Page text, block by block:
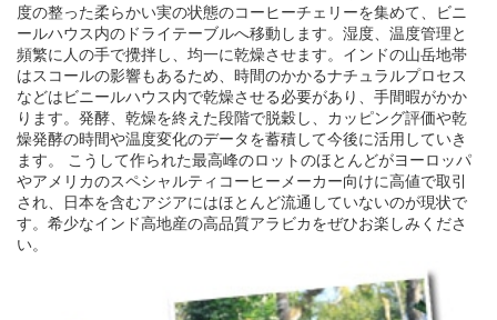
度の整った柔らかい実の状態のコーヒーチェリーを集めて、ビニ
ールハウス内のドライテーブルへ移動します。湿度、温度管理と
頻繁に人の手で攪拌し、均一に乾燥させます。インドの山岳地帯
はスコールの影響もあるため、時間のかかるナチュラルプロセス
などはビニールハウス内で乾燥させる必要があり、手間暇がかか
ります。発酵、乾燥を終えた段階で脱穀し、カッピング評価や乾
燥発酵の時間や温度変化のデータを蓄積して今後に活用していき
ます。 こうして作られた最高峰のロットのほとんどがヨーロッパ
やアメリカのスペシャルティコーヒーメーカー向けに高値で取引
され、日本を含むアジアにはほとんど流通していないのが現状で
す。希少なインド高地産の高品質アラビカをぜひお楽しみくださ
い。